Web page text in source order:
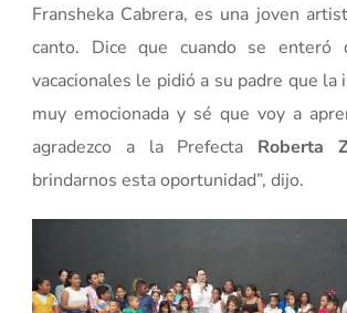
Fransheka Cabrera, es una joven
canto. Dice que cuando se enteró
vacacionales le pidió a su padre que la
muy emocionada y sé que voy a
agradezco a la Prefecta Roberta
brindarnos esta oportunidad”, dijo.